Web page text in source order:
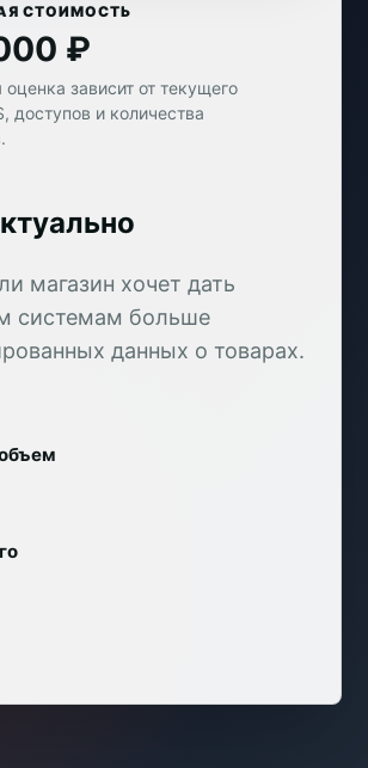
СТОИМОСТЬ
₽
зависит от текущего
доступов и количества
магазин хочет дать
системам больше
данных о товарах.